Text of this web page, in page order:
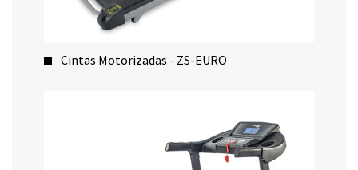
Cintas Motorizadas - ZS-EURO